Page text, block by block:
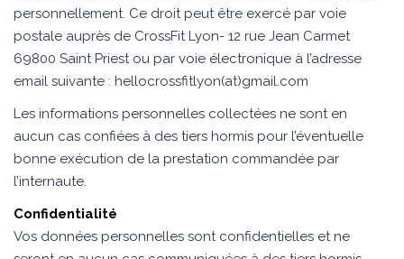
personnellement. Ce droit peut être exercé par voie
postale auprès de CrossFit Lyon- 12 rue Jean Carmet
69800 Saint Priest ou par voie électronique à l’adresse
email suivante : hellocrossfitlyon(at)gmail.com
Les informations personnelles collectées ne sont en
aucun cas confiées à des tiers hormis pour l’éventuelle
bonne exécution de la prestation commandée par
l’internaute.
Confidentialité
Vos données personnelles sont confidentielles et ne